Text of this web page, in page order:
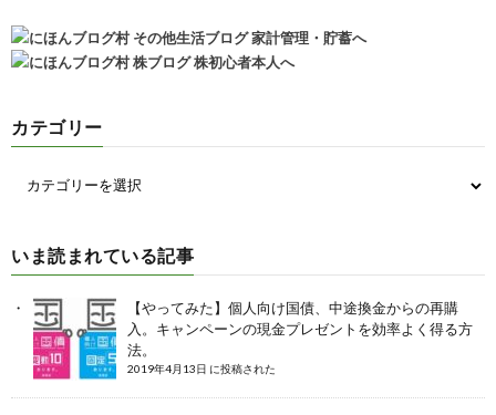
カテゴリー
いま読まれている記事
【やってみた】個人向け国債、中途換金からの再購
入。キャンペーンの現金プレゼントを効率よく得る方
法。
2019年4月13日 に投稿された